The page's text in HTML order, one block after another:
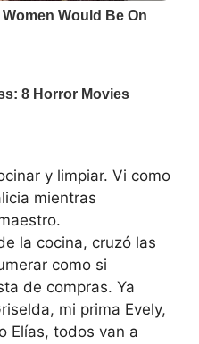
y limpiar. Vi como
mientras
la cocina, cruzó las
como si
de compras. Ya
mi prima Evely,
Elías, todos van a